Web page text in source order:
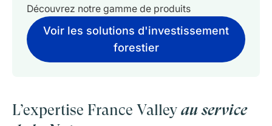
Découvrez notre gamme de produits
Voir les solutions d'investissement
forestier
L’expertise France Valley au service